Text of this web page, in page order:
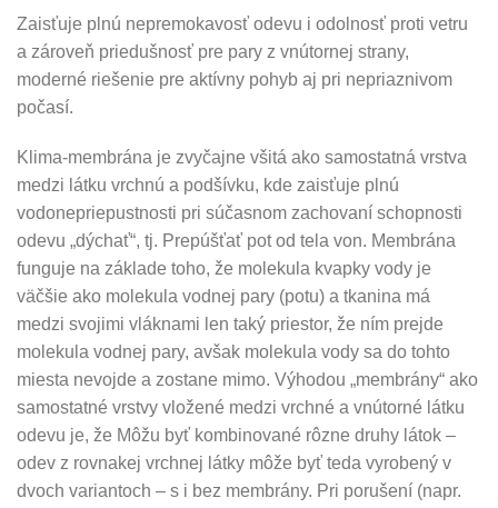
Zaisťuje plnú nepremokavosť odevu i odolnosť proti vetru
a zároveň priedušnosť pre pary z vnútornej strany,
moderné riešenie pre aktívny pohyb aj pri nepriaznivom
počasí.
Klima-membrána je zvyčajne všitá ako samostatná vrstva
medzi látku vrchnú a podšívku, kde zaisťuje plnú
vodonepriepustnosti pri súčasnom zachovaní schopnosti
odevu „dýchať“, tj. Prepúšťať pot od tela von. Membrána
funguje na základe toho, že molekula kvapky vody je
väčšie ako molekula vodnej pary (potu) a tkanina má
medzi svojimi vláknami len taký priestor, že ním prejde
molekula vodnej pary, avšak molekula vody sa do tohto
miesta nevojde a zostane mimo. Výhodou „membrány“ ako
samostatné vrstvy vložené medzi vrchné a vnútorné látku
odevu je, že Môžu byť kombinované rôzne druhy látok –
odev z rovnakej vrchnej látky môže byť teda vyrobený v
dvoch variantoch – s i bez membrány. Pri porušení (napr.